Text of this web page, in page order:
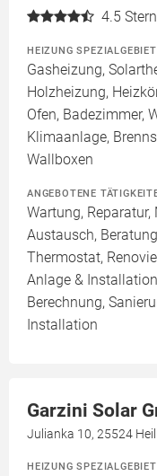
4.5
HEIZUNG
Gasheizung,
Holzheizung,
Ofen, Badezimmer,
Klimaanlage,
Wallboxen
ANGEBOTENE
Wartung,
Austausch,
Thermostat,
Anlage &
Berechnung,
Installation
Garzini Solar
Julianka 10, 25524
HEIZUNG